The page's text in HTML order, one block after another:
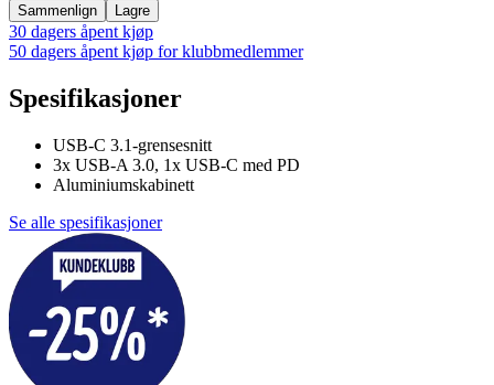
Sammenlign Lagre
30 dagers åpent kjøp
50 dagers åpent kjøp for klubbmedlemmer
Spesifikasjoner
USB-C 3.1-grensesnitt
3x USB-A 3.0, 1x USB-C med PD
Aluminiumskabinett
Se alle spesifikasjoner